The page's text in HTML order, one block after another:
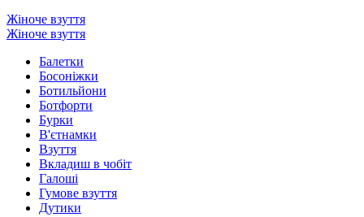
Жіноче взуття
Жіноче взуття
Балетки
Босоніжки
Ботильйони
Ботфорти
Бурки
В'єтнамки
Взуття
Вкладиш в чобіт
Галоші
Гумове взуття
Дутики